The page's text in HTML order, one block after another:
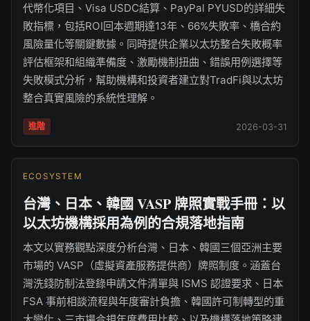
代幣化項目、Visa USDC結算、PayPal PYUSD的詳細失
敗指標，包括ROI回本週期達13年、66%失敗率、橋合約
風險量化等關鍵數據。同時提供企業以太坊整合失敗概率
評估框架和組織準備度、激勵機制扭曲、錯誤用例選擇等
失敗模式分析，幫助機構和投資者建立對TradFi與以太坊
整合真實風險的系統性理解。
進階 2026-03-31
ECOSYSTEM
台灣、日本、韓國 VASP 牌照實戰手冊：以
以太坊機構採用為例的合規落地指南
本文以實務觀點深度分析台灣、日本、韓國三個亞洲主要
市場的 VASP（虛擬資產服務提供商）牌照制度。涵蓋台
灣洗錢防制法登錄申請文件清單與 ISMS 認證要求、日本
FSA 事前相談流程與年度審計負擔、韓國許可制轉型的重